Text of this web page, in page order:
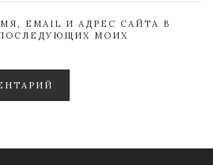
EMAIL И АДРЕС САЙТА В
МОИХ